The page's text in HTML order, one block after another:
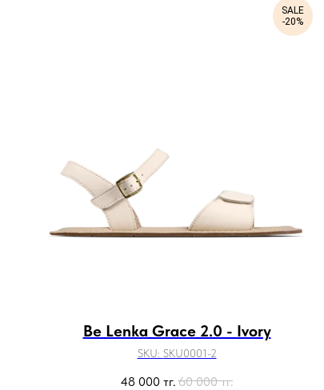
SALE
-20%
Be Lenka Grace 2.0 - Ivory
SKU: SKU0001-2
48 000 тг.60 000 тг.